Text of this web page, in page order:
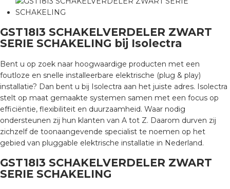
GST18I3 SCHAKELVERDELER ZWART
SERIE SCHAKELING bij Isolectra
Bent u op zoek naar hoogwaardige producten met een
foutloze en snelle installeerbare elektrische (plug & play)
installatie? Dan bent u bij Isolectra aan het juiste adres. Isolectra
stelt op maat gemaakte systemen samen met een focus op
efficiëntie, flexibiliteit en duurzaamheid. Waar nodig
ondersteunen zij hun klanten van A tot Z. Daarom durven zij
zichzelf de toonaangevende specialist te noemen op het
gebied van pluggable elektrische installatie in Nederland.
GST18I3 SCHAKELVERDELER ZWART
SERIE SCHAKELING